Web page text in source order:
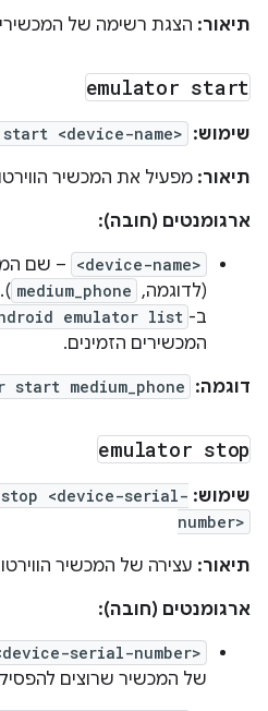
תיאור: הצגת רשימה של המכשירים
emulator start
שימוש: <device-name>
תיאור: מפעיל את המכשיר
ארגומנטים (חובה):
<device-name> – שם
(לדוגמה, medium_phone
ב- emulator list
המכשירים הזמינים.
דוגמה: medium_phone
emulator stop
שימוש: <device-serial-
number>
תיאור: עצירה של המכשיר
ארגומנטים (חובה):
serial-number>
של המכשיר שרוצים